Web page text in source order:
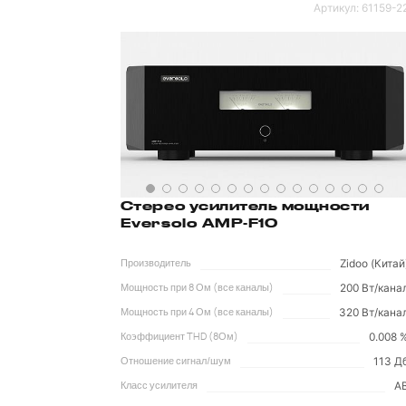
Артикул: 61159-
Стерео усилитель мощности
Eversolo AMP-F10
Производитель Zidoo
Мощность при 8 Ом (все каналы) 200 Вт/
Мощность при 4 Ом (все каналы) 320 Вт/
Коэффициент THD (8Ом) 0.008
Отношение сигнал/шум 113
Класс усилителя